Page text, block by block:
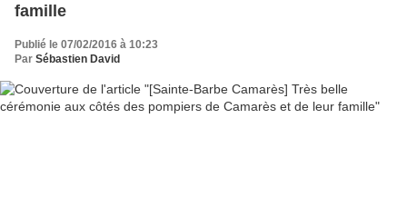
famille
Publié le 07/02/2016 à 10:23
Par Sébastien David